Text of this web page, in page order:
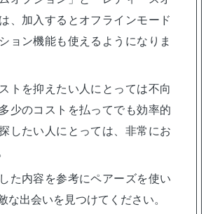
、加入するとオフラインモード
ョン機能も使えるようになりま
トを抑えたい人にとっては不向
少のコストを払ってでも効率的
したい人にとっては、非常にお
た内容を参考にペアーズを使い
な出会いを見つけてください。